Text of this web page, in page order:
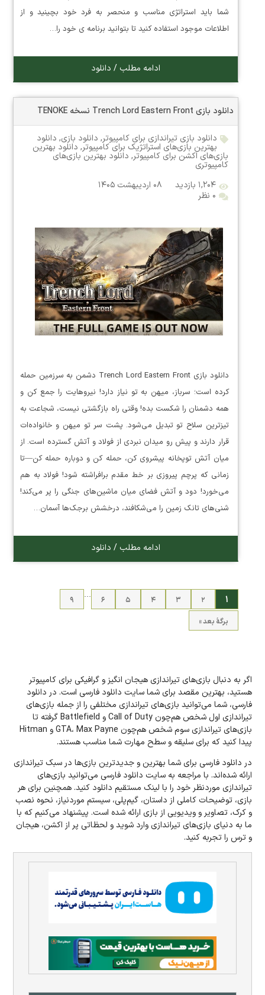
شما باید استراتژی مناسب و منحصر به فرد خود بچینید و از
اطلاعات موجود استفاده کنید تا بتوانید برنامه ی خود را…
ادامه مطلب / دانلود
دانلود بازی Trench Lord Eastern Front نسخه TENOKE
دانلود بازی تیراندازی برای کامپیوتر, دانلود بازی, دانلود
بهترین بازی‌های استراتژیک برای کامپیوتر, دانلود بهترین
بازی‌های اکشن برای کامپیوتر, دانلود بهترین بازی‌های
کامپیوتری
۱,۲۰۴ بازدید
۰۸ اردیبهشت ۱۴۰۵
۰ نظر
دانلود بازی Trench Lord Eastern Front دشمن به سرزمین حمله
کرده است؛ سرباز، میهن به تو نیاز دارد! نیروهایت را جمع کن و
همه دشمنان را شکست بده! وقتی راه بازگشتی نیست، شجاعت به
تیزترین سلاح تو تبدیل می‌شود. پشت سر تو میهن و خانواده‌ات
قرار دارند و پیش رو میدان نبردی از فولاد و آتش گسترده است. از
میان آتش توپخانه پیشروی کن، حمله کن و دوباره حمله کن—تا
زمانی که پرچم پیروزی بر خط مقدم برافراشته شود! فولاد به هم
می‌خورد! دود و آتش فضای میان ماشین‌های جنگی را پر می‌کند!
شنی‌های تانک زمین را می‌شکافند، درخشش برجک‌ها آسمان…
ادامه مطلب / دانلود
۱ ۲ ۳ ۴ ۵ ۶
…
۹
برگهٔ بعد »
اگر به دنبال بازی‌های تیراندازی هیجان انگیز و گرافیکی برای کامپیوتر
هستید، بهترین مقصد برای شما سایت دانلود فارسی است. در دانلود
فارسی، شما می‌توانید بازی‌های تیراندازی مختلفی را از جمله بازی‌های
تیراندازی اول شخص هم‌چون Call of Duty و Battlefield گرفته تا
بازی‌های تیراندازی سوم شخص هم‌چون GTA، Max Payne و Hitman
پیدا کنید که برای سلیقه و سطح مهارت شما مناسب هستند.
در دانلود فارسی برای شما بهترین و جدیدترین بازی‌ها در سبک تیراندازی
ارائه شده‌اند. با مراجعه به سایت دانلود فارسی می‌توانید بازی‌های
تیراندازی مورد‌نظر خود را با لینک مستقیم دانلود کنید. همچنین برای هر
بازی، توضیحات کاملی از داستان، گیم‌پلی، سیستم مورد‌نیاز، نحوه نصب
و کرک، تصاویر و ویدیویی از بازی ارائه شده است. پیشنهاد می‌کنیم که با
ما به دنیای بازی‌های تیراندازی وارد شوید و لحظاتی پر از اکشن، هیجان
و ترس را تجربه کنید.